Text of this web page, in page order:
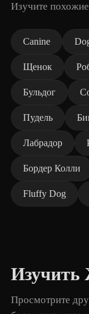
Изучите
Canine
Щенок
Бульдог
Пудель
Лабрадор
Бордер Колли
Fluffy Dog
Просмотрите